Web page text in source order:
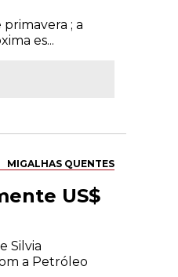
; a
es...
MIGALHAS QUENTES
US$
Silvia
a Petróleo